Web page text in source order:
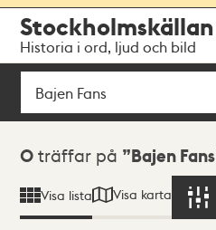
navigationen
huvudinnehållet
Stockholmskällan
Historia i ord, ljud och bild
Sök
Sökresultat
0 träffar på Bajen Fans
Visa lista Visa karta